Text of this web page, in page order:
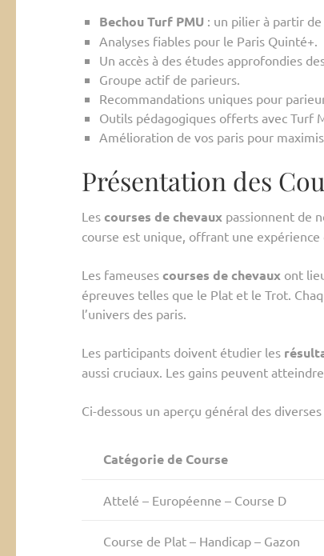
Bechou Turf PMU : un pilier à partir de
Analyses fiables pour le Paris Quinté+.
Un accès à des études approfondies
Groupe actif de parieurs.
Recommandations uniques pour
Outils pédagogiques offerts avec Turf
Amélioration de vos paris pour
Présentation des
Les courses de chevaux passionnent de
course est unique, offrant une
Les fameuses courses de chevaux ont
épreuves telles que le Plat et le Trot.
l’univers des paris.
Les participants doivent étudier les
aussi cruciaux. Les gains peuvent
Ci-dessous un aperçu général des
Catégorie de Course
Attelé – Européenne – Course D
Course de Plat – Handicap – Gazon